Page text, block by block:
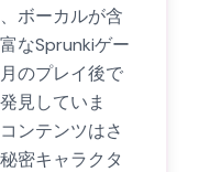
ボーカルが含
なSprunkiゲー
のプレイ後で
見していま
ンテンツはさ
密キャラクタ